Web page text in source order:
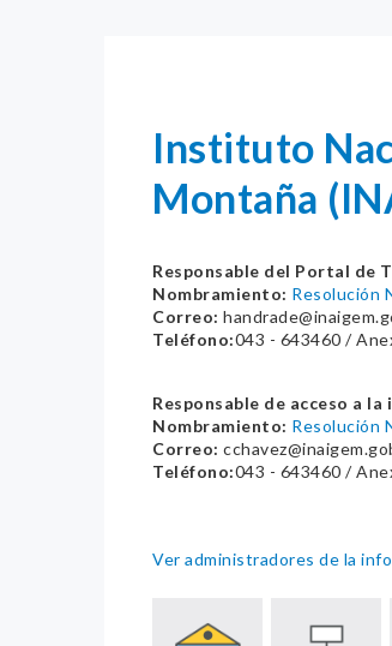
Instituto
Montaña
Responsable del Portal de
Nombramiento: Resolución
Correo:
Teléfono:043 - 643460 /
Responsable de acceso a
Nombramiento: Resolución
Correo:
Teléfono:043 - 643460 /
Ver administradores de la